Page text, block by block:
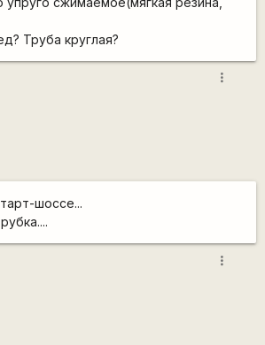
Труба круглая?
more_vert
шоссе...
more_vert